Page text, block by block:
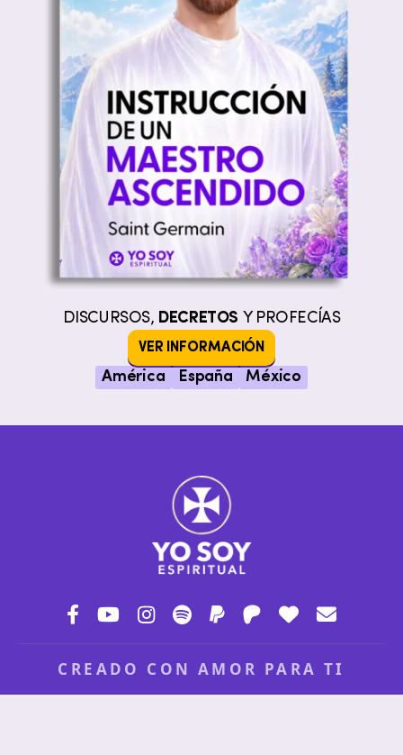
DISCURSOS, DECRETOS Y PROFECÍAS
VER INFORMACIÓN
América España México
CREADO CON AMOR PARA TI